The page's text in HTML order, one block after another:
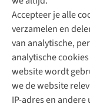
Accepteer je alle
verzamelen en
van analytische,
analytische
website wordt
we de website
IP-adres en
+31 (0)85 888
+31 6 12 28 49